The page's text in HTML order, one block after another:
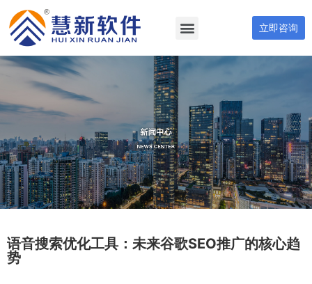
立即咨询
语音搜索优化工具：未来谷歌SEO推广的核心趋
势